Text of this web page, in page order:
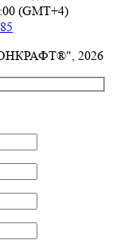
(GMT+4)
2026